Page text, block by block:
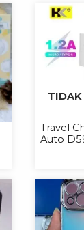
TIDAK
Travel
Auto